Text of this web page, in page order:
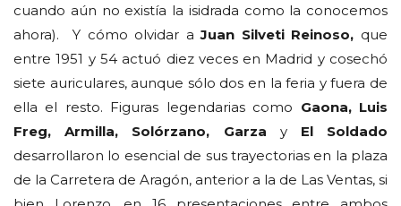
cuando aún no existía la isidrada como la conocemos
ahora). Y cómo olvidar aJuan Silveti Reinoso, que
entre 1951 y 54 actuó diez veces en Madrid y cosechó
siete auriculares, aunque sólo dos en la feria y fuera de
ella el resto. Figuras legendarias como Gaona, Luis
Freg, Armilla, Solórzano, Garza y El Soldado
desarrollaron lo esencial de sus trayectorias en la plaza
de la Carretera de Aragón, anterior a la de Las Ventas, si